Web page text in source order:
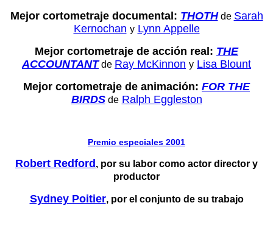
Mejor cortometraje documental: THOTH de Sarah
Kernochan y Lynn Appelle
Mejor cortometraje de acción real: THE
ACCOUNTANT de Ray McKinnon y Lisa Blount
Mejor cortometraje de animación: FOR THE
BIRDSde Ralph Eggleston
Premio especiales 2001
Robert Redford, por su labor como actor director y
productor
Sydney Poitier, por el conjunto de su trabajo